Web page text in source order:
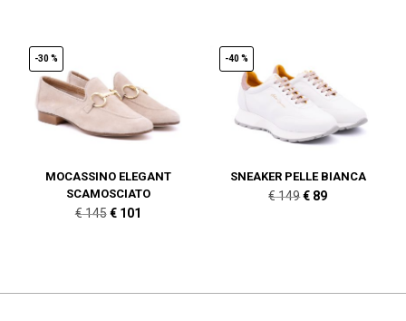
€ 149.€ 89.
-30 %
MOCASSINO ELEGANT
SCAMOSCIATO
€145 Il
€101
-40 %
SNEAKER PELLE BIANCA
€149Il
€ 89Il